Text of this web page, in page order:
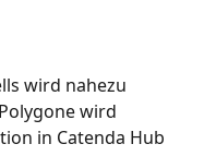
wird nahezu
wird
in Catenda Hub